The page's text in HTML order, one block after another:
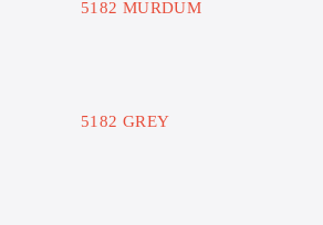
5182 MURDUM
5182 GREY